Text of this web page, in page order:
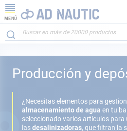
MENÚ
Producción y
¿Necesitas elementos para
almacenamiento de agua en tu
seleccionado varios artículos para
lasdesalinizadoras, que filtran la